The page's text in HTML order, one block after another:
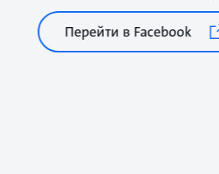
Перейти в Facebook